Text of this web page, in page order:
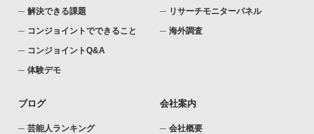
解決できる課題
コンジョイントでできること
コンジョイントQ&A
体験デモ
リサーチモニターパネル
海外調査
ブログ
芸能人ランキング
会社案内
会社概要